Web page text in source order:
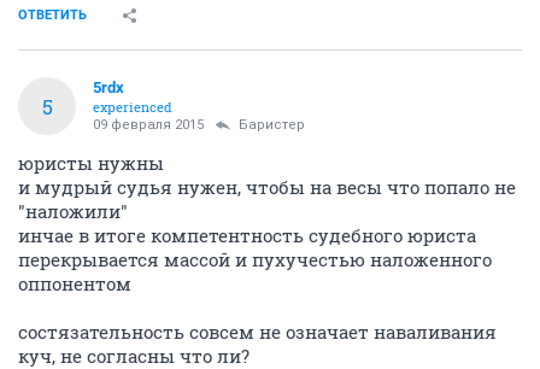
ОТВЕТИТЬ
5
5rdx
experienced
09 февраля 2015 Баристер
юристы нужны
и мудрый судья нужен, чтобы на весы что попало не
"наложили"
инчае в итоге компетентность судебного юриста
перекрывается массой и пухучестью наложенного
оппонентом
состязательность совсем не означает наваливания
куч, не согласны что ли?